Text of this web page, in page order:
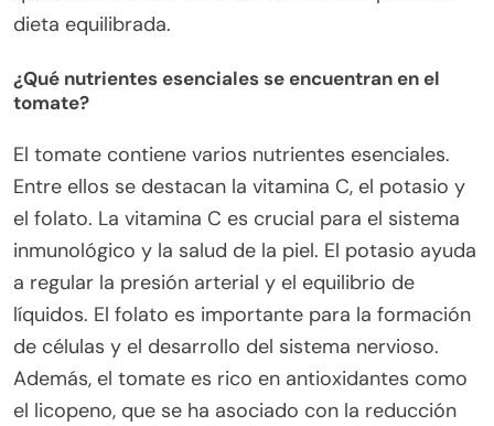
dieta equilibrada.
¿Qué nutrientes esenciales se encuentran en el
tomate?
El tomate contiene varios nutrientes esenciales.
Entre ellos se destacan la vitamina C, el potasio y
el folato. La vitamina C es crucial para el sistema
inmunológico y la salud de la piel. El potasio ayuda
a regular la presión arterial y el equilibrio de
líquidos. El folato es importante para la formación
de células y el desarrollo del sistema nervioso.
Además, el tomate es rico en antioxidantes como
el licopeno, que se ha asociado con la reducción